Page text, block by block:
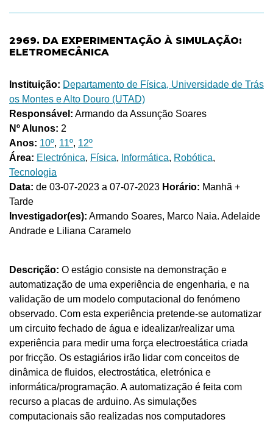
2969. DA EXPERIMENTAÇÃO À SIMULAÇÃO:
ELETROMECÂNICA
Instituição: Departamento de Física, Universidade de Trás
os Montes e Alto Douro (UTAD)
Responsável: Armando da Assunção Soares
Nº Alunos: 2
Anos: 10º, 11º, 12º
Área: Electrónica, Física, Informática, Robótica,
Tecnologia
Data: de 03-07-2023 a 07-07-2023 Horário: Manhã +
Tarde
Investigador(es): Armando Soares, Marco Naia. Adelaide
Andrade e Liliana Caramelo
Descrição: O estágio consiste na demonstração e
automatização de uma experiência de engenharia, e na
validação de um modelo computacional do fenómeno
observado. Com esta experiência pretende-se automatizar
um circuito fechado de água e idealizar/realizar uma
experiência para medir uma força electroestática criada
por fricção. Os estagiários irão lidar com conceitos de
dinâmica de fluidos, electrostática, eletrónica e
informática/programação. A automatização é feita com
recurso a placas de arduino. As simulações
computacionais são realizadas nos computadores